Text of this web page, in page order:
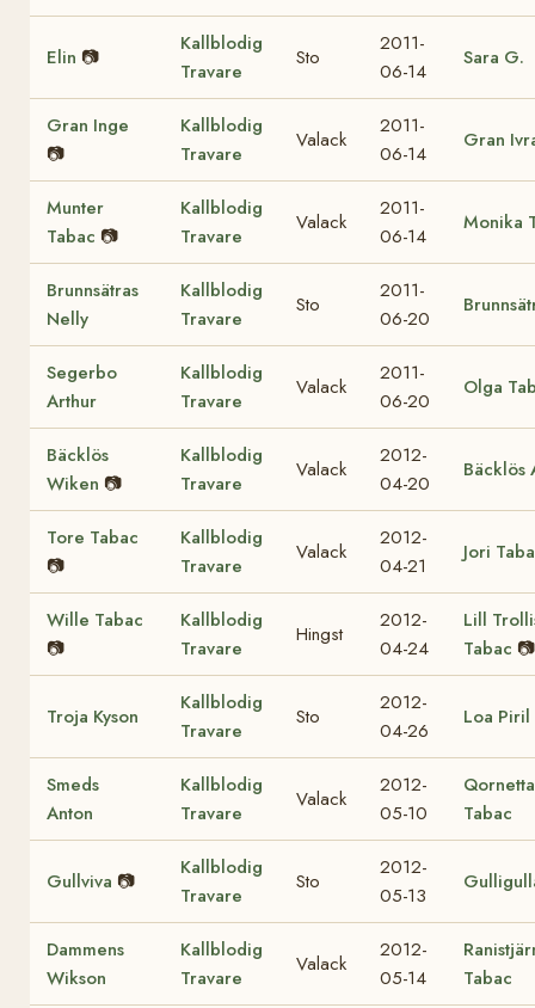
Elin 📷
Kallblodig
Travare
Sto
2011-
06-14
Sara G.
Gran Inge
📷
Kallblodig
Travare
Valack
2011-
06-14
Gran
Munter
Tabac 📷
Kallblodig
Travare
Valack
2011-
06-14
Monika
Brunnsätras
Nelly
Kallblodig
Travare
Sto
2011-
06-20
Segerbo
Arthur
Kallblodig
Travare
Valack
2011-
06-20
Olga
Bäcklös
Wiken 📷
Kallblodig
Travare
Valack
2012-
04-20
Bäcklös
Tore Tabac
📷
Kallblodig
Travare
Valack
2012-
04-21
Jori
Wille Tabac
📷
Kallblodig
Travare
Hingst
2012-
04-24
Lill
Tabac 📷
Troja Kyson
Kallblodig
Travare
Sto
2012-
04-26
Loa Piril
Smeds
Anton
Kallblodig
Travare
Valack
2012-
05-10
Qornetta
Tabac
Gullviva 📷
Kallblodig
Travare
Sto
2012-
05-13
Dammens
Wikson
Kallblodig
Travare
Valack
2012-
05-14
Tabac